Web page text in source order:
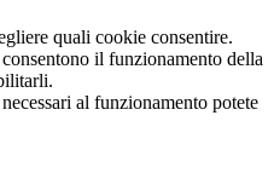
quali cookie consentire.
il funzionamento della
al funzionamento potete